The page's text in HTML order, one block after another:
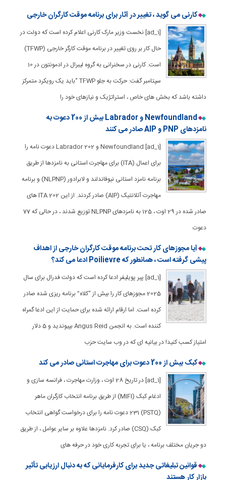
کارنی می گوید ، تغییر در آثار برای برنامه موقت کارگران خارجی
[ad_1] نخست وزیر مارک کارنی اعلام کرده است که دولت در
حال کار بر روی تغییر در برنامه موقت کارگر خارجی (TFWP)
است. کارنی در سخنرانی به گروه لیبرال در ادمونتون در 10
سپتامبر گفت: حرکت به جلو TFWP “باید یک رویکرد متمرکز
داشته باشد که بخش های خاص ، استراتژیک و نیازهای خود را
Newfoundland و Labrador بیش از 200 دعوت به
نامزدهای PNP و AIP صادر می کنند
[ad_1] Newfoundland و Labrador 202 دعوت نامه را
برای اعمال (ITA) برای مهاجرت استانی به نامزدها از طریق
برنامه نامزد استانی نیوفاندلند و لابرادور (NLPNP) و برنامه
مهاجرت آتلانتیک (AIP) صادر کردند. از این 202 ITA های
صادر شده در 29 اوت ، 125 به نامزدهای NLPNP توزیع شدند ، در حالی که 77
دعوت
آیا مجوزهای کار تحت برنامه موقت کارگران خارجی از اهداف
پیشی گرفته است ، همانطور که Poilievre ادعا می کند؟
[ad_1] پیر پویلیفر ادعا کرده است که دولت فدرال برای سال
2025 مجوزهای کار را بیش از “کلاه” برنامه ریزی شده صادر
کرده است. اما ارقام ارائه شده برای حمایت از این ادعا گمراه
کننده است. به انجمن Angus Reid بپیوندید و 5 دلار
امتیاز کسب کنید! در بیانیه ای که در وب سایت حزب
کبک بیش از 200 دعوت برای مهاجرت استانی صادر می کند
[ad_1] در تاریخ 28 اوت ، وزارت مهاجرت ، فرانسه سازی و
ادغام کبک (MIFI) از طریق برنامه انتخاب کارگران ماهر
(PSTQ) 231 دعوت نامه را برای درخواست گواهی انتخاب
کبک (CSQ) صادر کرد. نامزدها علاوه بر سایر عوامل ، از طریق
دو جریان مختلف برنامه ، یا برای تجربه کاری خود در حرفه های
قوانین تبلیغاتی جدید برای کارفرمایانی که به دنبال ارزیابی تأثیر